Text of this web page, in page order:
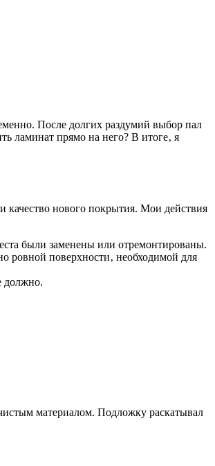
После долгих раздумий выбор пал
ламинат прямо на него? В итоге‚ я
качество нового покрытия. Мои действия
были заменены или отремонтированы.
ровной поверхности‚ необходимой для
должно.
материалом. Подложку раскатывал